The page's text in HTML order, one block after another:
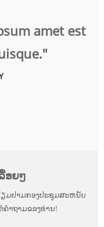
amet est
ອຍໆ
ຽມຢາມກອງປະຊຸມສະຫນັບ
າຖາມຂອງທ່ານ!